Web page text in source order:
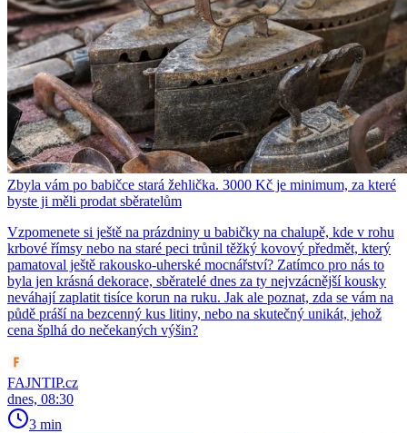
Zbyla vám po babičce stará žehlička. 3000 Kč je minimum, za které
byste ji měli prodat sběratelům
Vzpomenete si ještě na prázdniny u babičky na chalupě, kde v rohu
krbové římsy nebo na staré peci trůnil těžký kovový předmět, který
pamatoval ještě rakousko-uherské mocnářství? Zatímco pro nás to
byla jen krásná dekorace, sběratelé dnes za ty nejvzácnější kousky
neváhají zaplatit tisíce korun na ruku. Jak ale poznat, zda se vám na
půdě práší na bezcenný kus litiny, nebo na skutečný unikát, jehož
cena šplhá do nečekaných výšin?
FAJNTIP.cz
dnes, 08:30
3 min